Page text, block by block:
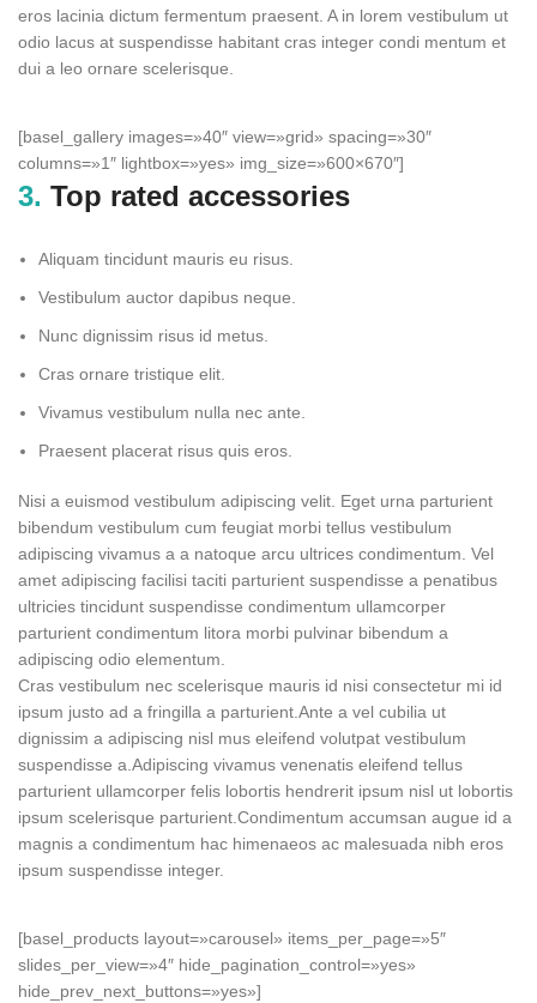
eros lacinia dictum fermentum praesent. A in lorem vestibulum ut
odio lacus at suspendisse habitant cras integer condi mentum et
dui a leo ornare scelerisque.
[basel_gallery images=»40″ view=»grid» spacing=»30″
columns=»1″ lightbox=»yes» img_size=»600×670″]
3. Top rated accessories
Aliquam tincidunt mauris eu risus.
Vestibulum auctor dapibus neque.
Nunc dignissim risus id metus.
Cras ornare tristique elit.
Vivamus vestibulum nulla nec ante.
Praesent placerat risus quis eros.
Nisi a euismod vestibulum adipiscing velit. Eget urna parturient
bibendum vestibulum cum feugiat morbi tellus vestibulum
adipiscing vivamus a a natoque arcu ultrices condimentum. Vel
amet adipiscing facilisi taciti parturient suspendisse a penatibus
ultricies tincidunt suspendisse condimentum ullamcorper
parturient condimentum litora morbi pulvinar bibendum a
adipiscing odio elementum.
Cras vestibulum nec scelerisque mauris id nisi consectetur mi id
ipsum justo ad a fringilla a parturient.Ante a vel cubilia ut
dignissim a adipiscing nisl mus eleifend volutpat vestibulum
suspendisse a.Adipiscing vivamus venenatis eleifend tellus
parturient ullamcorper felis lobortis hendrerit ipsum nisl ut lobortis
ipsum scelerisque parturient.Condimentum accumsan augue id a
magnis a condimentum hac himenaeos ac malesuada nibh eros
ipsum suspendisse integer.
[basel_products layout=»carousel» items_per_page=»5″
slides_per_view=»4″ hide_pagination_control=»yes»
hide_prev_next_buttons=»yes»]